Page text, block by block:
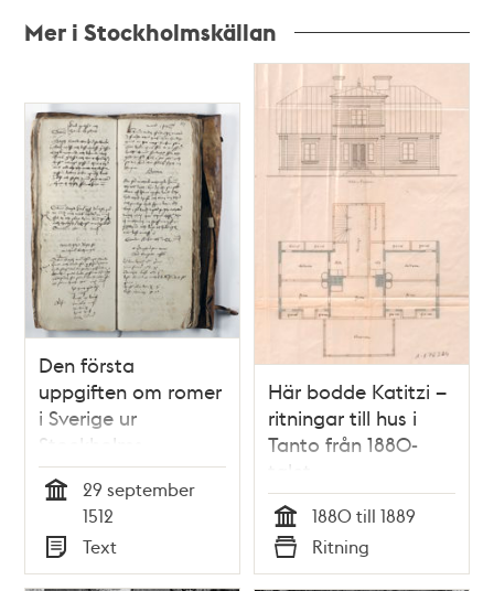
Mer i Stockholmskällan
poster
och
teman
Den första
uppgiften om romer
i Sverige ur
Stockholms
tänkebok 1512
29 september
1512
Typ
Text
Här bodde Katitzi –
ritningar till hus i
Tanto från 1880-
talet
Tid
1880 till 1889
Typ
Ritning